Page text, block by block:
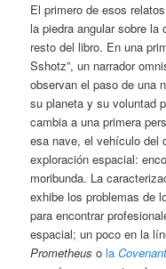
El primero de esos
la piedra angular sobre la
resto del libro. En una
Sshotz”, un narrador
observan el paso de una
su planeta y su voluntad
cambia a una primera
esa nave, el vehículo del
exploración espacial:
moribunda. La
exhibe los problemas de
para encontrar
espacial; un poco en la
Prometheus olaCovenant